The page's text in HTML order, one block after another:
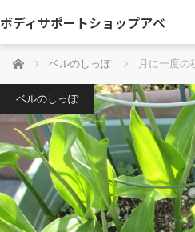
ボディサポートショップアベ
ホーム ベルのしっぽ 月に一度の
ベルのしっぽ